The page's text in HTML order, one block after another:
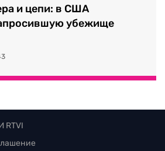
и цепи: в США
убежище
RTVI